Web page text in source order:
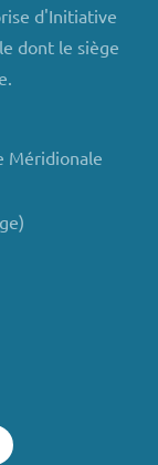
d'Initiative
dont le siège
Méridionale